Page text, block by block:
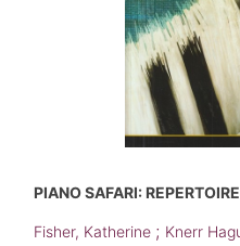
PIANO SAFARI:
Fisher, Katherine ; Knerr